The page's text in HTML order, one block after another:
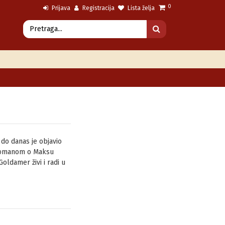
Prijava Registracija Lista želja 0
danas je objavio
o Maksu
živi i radi u